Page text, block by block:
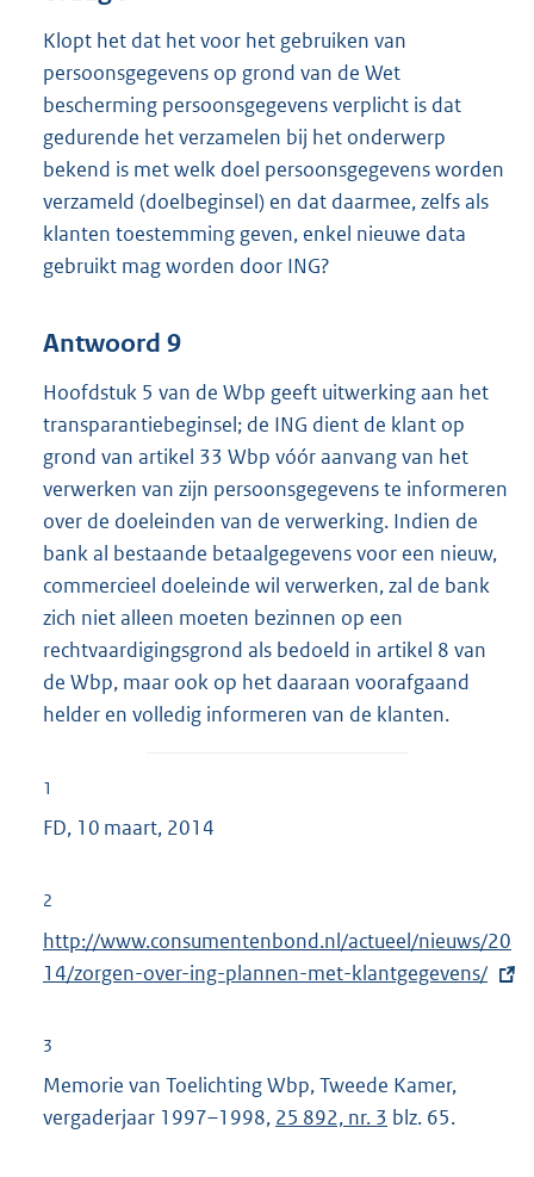
Klopt het dat het voor het gebruiken van
persoonsgegevens op grond van de Wet
bescherming persoonsgegevens verplicht is dat
gedurende het verzamelen bij het onderwerp
bekend is met welk doel persoonsgegevens worden
verzameld (doelbeginsel) en dat daarmee, zelfs als
klanten toestemming geven, enkel nieuwe data
gebruikt mag worden door ING?
Antwoord 9
Hoofdstuk 5 van de Wbp geeft uitwerking aan het
transparantiebeginsel; de ING dient de klant op
grond van artikel 33 Wbp vóór aanvang van het
verwerken van zijn persoonsgegevens te informeren
over de doeleinden van de verwerking. Indien de
bank al bestaande betaalgegevens voor een nieuw,
commercieel doeleinde wil verwerken, zal de bank
zich niet alleen moeten bezinnen op een
rechtvaardigingsgrond als bedoeld in artikel 8 van
de Wbp, maar ook op het daaraan voorafgaand
helder en volledig informeren van de klanten.
1
FD, 10 maart, 2014
2
E
x
e
n
e
http://www.consumentenbond.nl/actueel/nieuws/20
14/zorgen-over-ing-plannen-met-klantgegevens/
3
Memorie van Toelichting Wbp, Tweede Kamer,
vergaderjaar 1997–1998, 25 892, nr. 3 blz. 65.